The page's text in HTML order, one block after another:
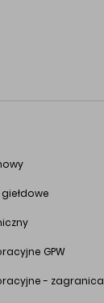
GPW
- zagranica